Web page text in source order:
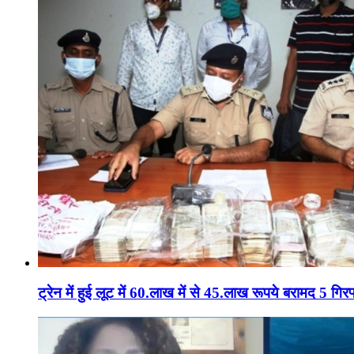
ट्रेन में हुई लूट में 60.लाख में से 45.लाख रूपये बरामद 5